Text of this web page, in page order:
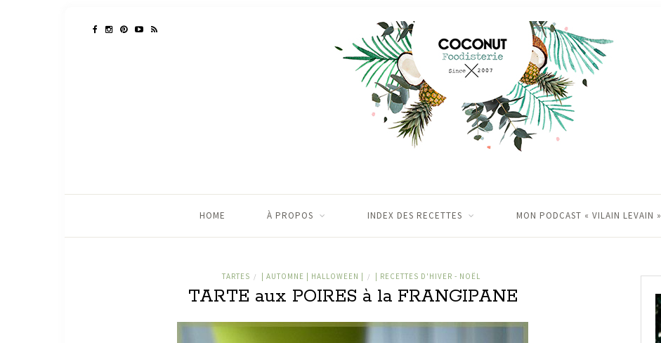
HOME À PROPOS INDEX DES RECETTES MON PODCAST « VILAIN LEVAIN »
TARTES / | AUTOMNE | HALLOWEEN | / | RECETTES D'HIVER - NOËL
TARTE aux POIRES à la FRANGIPANE